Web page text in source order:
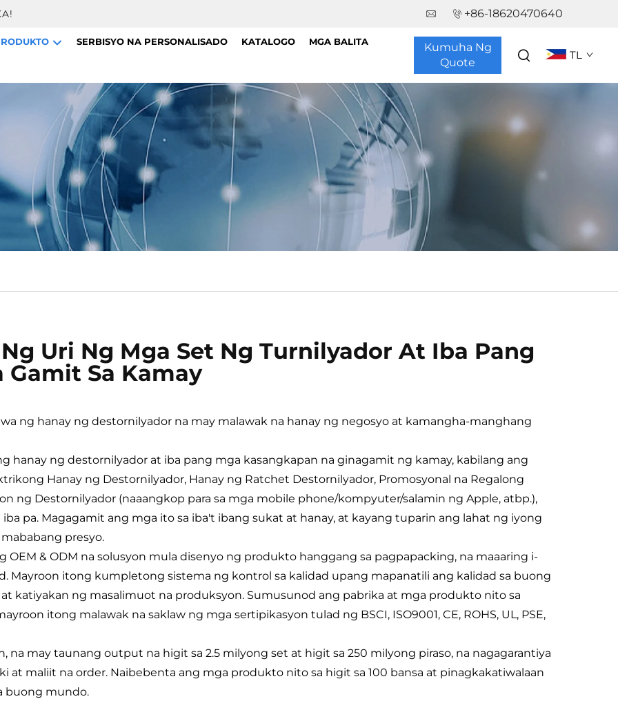
+86-18620470640
SERBISYO NA PERSONALISADO KATALOGO MGA BALITA
Kumuha Ng
Quote
TL
Uri Ng Mga Set Ng Turnilyador At Iba Pang
Gamit Sa Kamay
ng hanay ng destornilyador na may malawak na hanay ng negosyo at kamangha-manghang
hanay ng destornilyador at iba pang mga kasangkapan na ginagamit ng kamay, kabilang ang
Hanay ng Destornilyador, Hanay ng Ratchet Destornilyador, Promosyonal na Regalong
ng Destornilyador (naaangkop para sa mga mobile phone/kompyuter/salamin ng Apple, atbp.),
pa. Magagamit ang mga ito sa iba't ibang sukat at hanay, at kayang tuparin ang lahat ng iyong
presyo.
OEM & ODM na solusyon mula disenyo ng produkto hanggang sa pagpapacking, na maaaring i-
Mayroon itong kumpletong sistema ng kontrol sa kalidad upang mapanatili ang kalidad sa buong
katiyakan ng masalimuot na produksyon. Sumusunod ang pabrika at mga produkto nito sa
itong malawak na saklaw ng mga sertipikasyon tulad ng BSCI, ISO9001, CE, ROHS, UL, PSE,
na may taunang output na higit sa 2.5 milyong set at higit sa 250 milyong piraso, na nagagarantiya
at maliit na order. Naibebenta ang mga produkto nito sa higit sa 100 bansa at pinagkakatiwalaan
buong mundo.